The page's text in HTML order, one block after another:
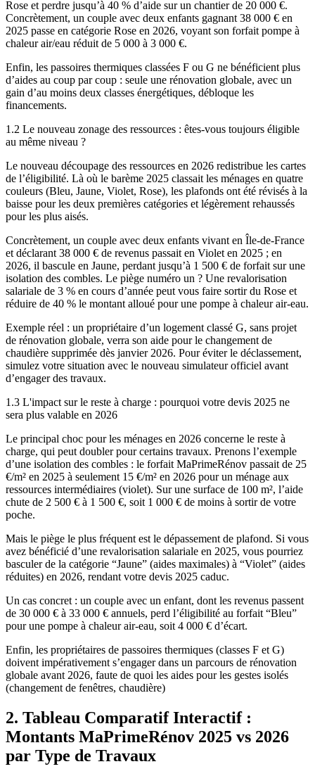
Rose et perdre jusqu’à 40 % d’aide sur un chantier de 20 000 €.
Concrètement, un couple avec deux enfants gagnant 38 000 € en
2025 passe en catégorie Rose en 2026, voyant son forfait pompe à
chaleur air/eau réduit de 5 000 à 3 000 €.
Enfin, les passoires thermiques classées F ou G ne bénéficient plus
d’aides au coup par coup : seule une rénovation globale, avec un
gain d’au moins deux classes énergétiques, débloque les
financements.
1.2 Le nouveau zonage des ressources : êtes-vous toujours éligible
au même niveau ?
Le nouveau découpage des ressources en 2026 redistribue les cartes
de l’éligibilité. Là où le barème 2025 classait les ménages en quatre
couleurs (Bleu, Jaune, Violet, Rose), les plafonds ont été révisés à la
baisse pour les deux premières catégories et légèrement rehaussés
pour les plus aisés.
Concrètement, un couple avec deux enfants vivant en Île-de-France
et déclarant 38 000 € de revenus passait en Violet en 2025 ; en
2026, il bascule en Jaune, perdant jusqu’à 1 500 € de forfait sur une
isolation des combles. Le piège numéro un ? Une revalorisation
salariale de 3 % en cours d’année peut vous faire sortir du Rose et
réduire de 40 % le montant alloué pour une pompe à chaleur air-eau.
Exemple réel : un propriétaire d’un logement classé G, sans projet
de rénovation globale, verra son aide pour le changement de
chaudière supprimée dès janvier 2026. Pour éviter le déclassement,
simulez votre situation avec le nouveau simulateur officiel avant
d’engager des travaux.
1.3 L'impact sur le reste à charge : pourquoi votre devis 2025 ne
sera plus valable en 2026
Le principal choc pour les ménages en 2026 concerne le reste à
charge, qui peut doubler pour certains travaux. Prenons l’exemple
d’une isolation des combles : le forfait MaPrimeRénov passait de 25
€/m² en 2025 à seulement 15 €/m² en 2026 pour un ménage aux
ressources intermédiaires (violet). Sur une surface de 100 m², l’aide
chute de 2 500 € à 1 500 €, soit 1 000 € de moins à sortir de votre
poche.
Mais le piège le plus fréquent est le dépassement de plafond. Si vous
avez bénéficié d’une revalorisation salariale en 2025, vous pourriez
basculer de la catégorie “Jaune” (aides maximales) à “Violet” (aides
réduites) en 2026, rendant votre devis 2025 caduc.
Un cas concret : un couple avec un enfant, dont les revenus passent
de 30 000 € à 33 000 € annuels, perd l’éligibilité au forfait “Bleu”
pour une pompe à chaleur air-eau, soit 4 000 € d’écart.
Enfin, les propriétaires de passoires thermiques (classes F et G)
doivent impérativement s’engager dans un parcours de rénovation
globale avant 2026, faute de quoi les aides pour les gestes isolés
(changement de fenêtres, chaudière)
2. Tableau Comparatif Interactif :
Montants MaPrimeRénov 2025 vs 2026
par Type de Travaux